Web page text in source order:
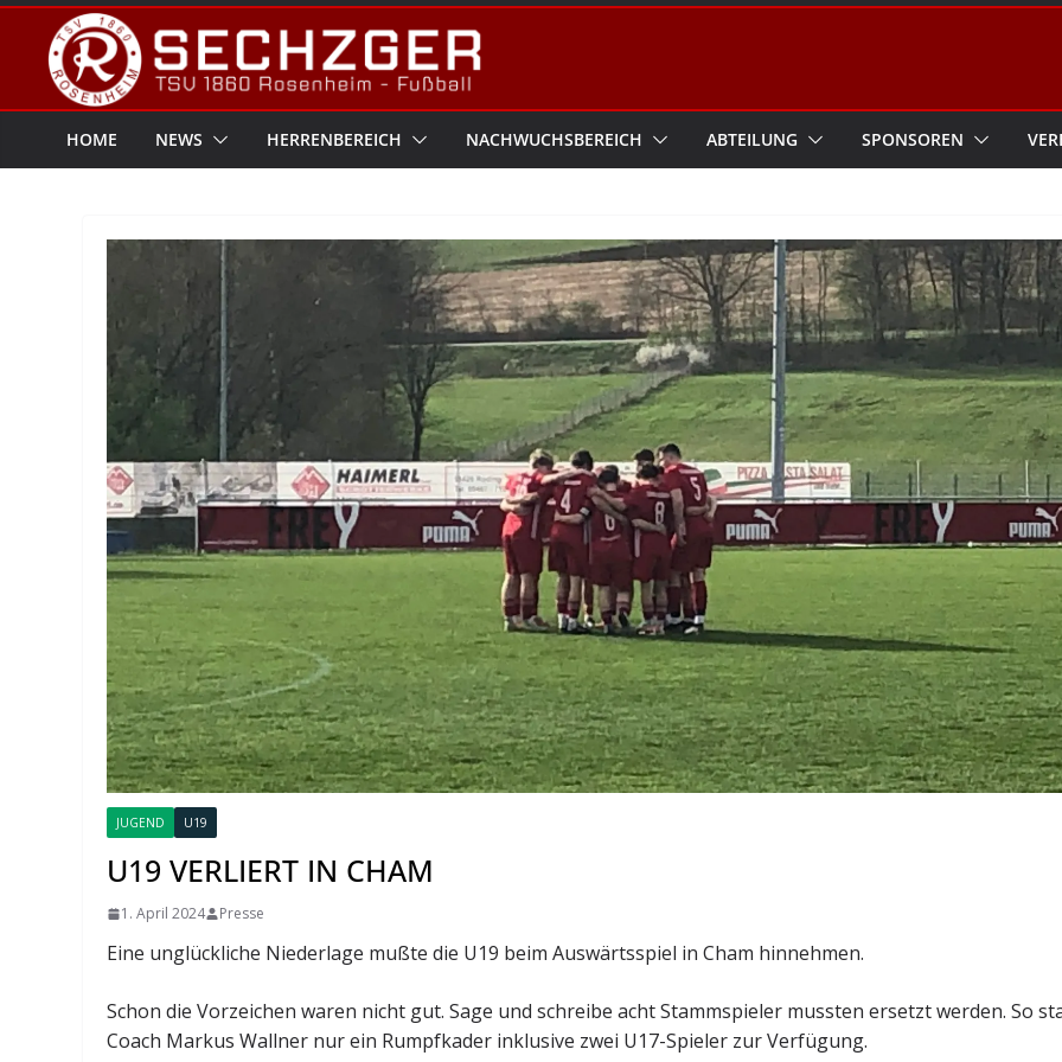
Zum
Inhalt
springen
HOME NEWS HERRENBEREICH NACHWUCHSBEREICH ABTEILUNG SPONSOREN
JUGEND U19
U19 VERLIERT IN CHAM
1. April 2024 Presse
Eine unglückliche Niederlage mußte die U19 beim Auswärtsspiel in Cham hinnehmen.
Schon die Vorzeichen waren nicht gut. Sage und schreibe acht Stammspieler mussten ersetzt werden. So
Coach Markus Wallner nur ein Rumpfkader inklusive zwei U17-Spieler zur Verfügung.